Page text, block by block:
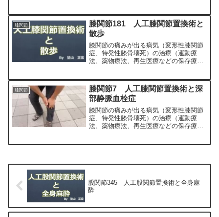
専門医（人工関節手術を専門）の塗山正
宏が色々と説明します。
膝関節
膝関節181 人工膝関節置換術と
散歩
膝関節の痛みが出る病気（変形性膝関節
症、特発性膝骨壊死）の治療（運動療
法、薬物療法、再生医療などの保存療
専門医（人工関節手術を専門）の塗山正
宏が色々と説明します。
膝関節
膝関節7 人工膝関節置換術と深
部静脈血栓症
膝関節の痛みが出る病気（変形性膝関節
症、特発性膝骨壊死）の治療（運動療
法、薬物療法、再生医療などの保存療
股関節345 人工股関節置換術と全身麻
酔